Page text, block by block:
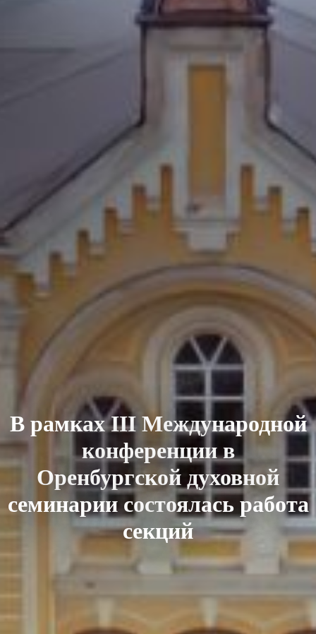
В рамках III Международной
конференции в
Оренбургской духовной
семинарии состоялась работа
секций